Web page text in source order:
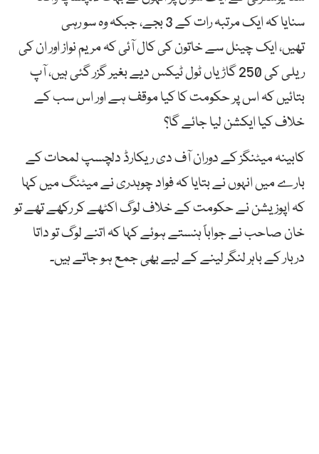
سنایا کہ ایک مرتبہ رات کے 3 بجے، جبکہ وہ سو رہی
تھیں، ایک چینل سے خاتون کی کال آئی کہ مریم نواز اور ان کی
ریلی کی 250 گاڑیاں ٹول ٹیکس دیے بغیر گزر گئی ہیں، آپ
بتائیں کہ اس پر حکومت کا کیا موقف ہے اور اس سب کے
خلاف کیا ایکشن لیا جائے گا؟
کابینہ میٹنگز کے دوران آف دی ریکارڈ دلچسپ لمحات کے
بارے میں انہوں نے بتایا کہ فواد چوہدری نے میٹنگ میں کہا
کہ اپوزیشن نے حکومت کے خلاف لوگ اکٹھے کر رکھے تھے تو
خان صاحب نے جواباً ہنستے ہوئے کہا کہ اتنے لوگ تو داتا
دربار کے باہر لنگر لینے کے لیے بھی جمع ہو جاتے ہیں۔